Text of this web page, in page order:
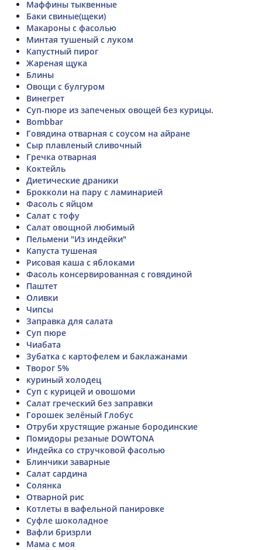
Маффины тыквенные
Баки свиные(щеки)
Макароны с фасолью
Минтая тушеный с луком
Капустный пирог
Жареная щука
Блины
Овощи с булгуром
Винегрет
Суп-пюре из запеченых овощей без курицы.
Bombbar
Говядина отварная с соусом на айране
Сыр плавленый сливочный
Гречка отварная
Коктейль
Диетические драники
Брокколи на пару с ламинарией
Фасоль с яйцом
Салат с тофу
Салат овощной любимый
Пельмени "Из индейки"
Капуста тушеная
Рисовая каша с яблоками
Фасоль консервированная с говядиной
Паштет
Оливки
Чипсы
Заправка для салата
Суп пюре
Чиабата
Зубатка с картофелем и баклажанами
Творог 5%
куриный холодец
Суп с курицей и овошоми
Салат греческий без заправки
Горошек зелёный Глобус
Отруби хрустящие ржаные бородинские
Помидоры резаные DOWTONA
Индейка со стручковой фасолью
Блинчики заварные
Салат сардина
Солянка
Отварной рис
Котлеты в вафельной панировке
Суфле шоколадное
Вафли бризрли
Мама с моя